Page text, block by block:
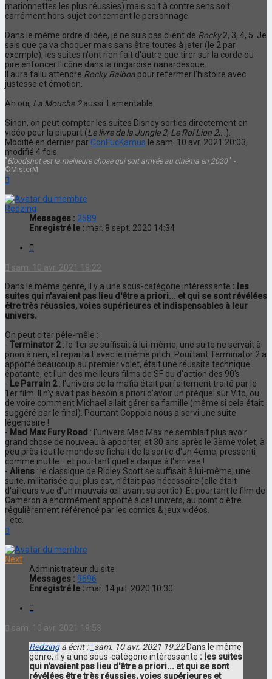
marionnettes les plus réussies) mais soit à contre sens soit
carrément hors-sujet concernant le personnage.
Dans le même ordre d'idée, je ne suis pas client de Rocky2, 3, 4, 5. Je
sais que ça va choquer mais sans être toutes à jeter (le 2 par
exemple), les suites n'ont rien fait d'autre que tirer sur la corde ou
pire enfoncer l'icône dans la ringardise nanardesque.
Il aura fallu attendre Rocky Balboa pour refermer l'histoire avec
justesse et émotion.
Ah oui, La Mouche 2aussi. Lamentable.
Sinon, on peut compter les suites Disney sorties directement en
vidéo pour la plupart (Le livre de la Jungle 2, Le Roi Lion 2,...).
Modifié en dernier par ConFucKamus le sam. 10 avr. 2021 20:03,
modifié 4 fois.
"Bloodshot est la meilleure chose qui soit arrivée au cinéma en 2020 " -
©MisterM
Redzing
Messages : 2589
Enregistré le : mar. 8 sept. 2020 14:34
sam. 10 avr. 2021 19:22
Dans le même genre, il y a une sous-catégorie intéressante : les
suites qui n'avaient pas lieu d'être a priori... et qui se sont révélées
être très réussies, voies supérieures et indispensables à leur
univers.
On peut citer pêle-mêle :
- Terminator 2: le 1er se suffisait à lui-même, une suite ne servait à
priori à rien, et repartait avec le même pitch. Pourtant Terminator 2 a
apporté beaucoup au premier volet, était une réussite technique
épatante, et l'un des meilleurs films de SF ou d'action des 90's
- Le Parrain 2: l'univers de la mafia était parfaitement traité par le
1er film. Il n'y avait pas besoin a priori d'avoir un préquel sur Vito, ou
de voire comment Michael allait gérer sa famille (même si cela était
suggéré par le final). Pourtant Coppola nous a servi une suite
légendaire !
- Mad Max Fury Road : l'univers Mad Max ne semblait plus avoir
grand chose de nouveau à apporter, et 30 ans après le 3ème volet, à
peu près tout le monde se fichait de la sortie d'un 4ème, pressenti
comme inutile... et pourtant quelle claque à l'arrivée !
- Aliens : le classique de Ridley Scott se suffisait à lui-même, une
suite, militarisée qui plus est, n'était pas nécessaire (elle était
d'ailleurs vue d'un mauvais œil avant sa sortie). Et pourtant le film de
Cameron a énormément apporté à cet univers, au point d'être
régulièrement référencé par les comics & jeux vidéos.
- etc.
Next
Administrateur du site
Messages : 9696
Enregistré le : mar. 14 juil. 2020 10:30
sam. 10 avr. 2021 19:53
Redzinga écrit : ↑sam. 10 avr. 2021 19:22Dans le même
genre, il y a une sous-catégorie intéressante : les suites
qui n'avaient pas lieu d'être a priori... et qui se sont
révélées être très réussies, voies supérieures et